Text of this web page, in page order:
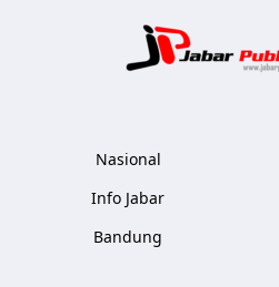
Nasional
Info Jabar
Bandung